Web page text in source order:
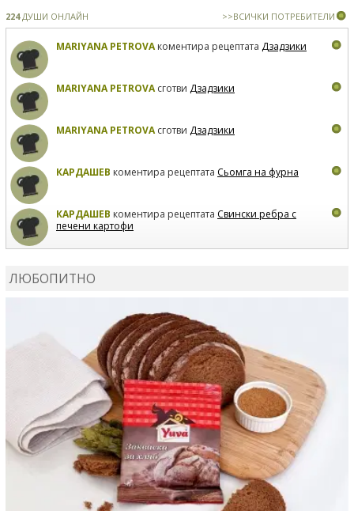
224ДУШИ ОНЛАЙН >>ВСИЧКИ ПОТРЕБИТЕЛИ
MARIYANA PETROVAкоментира рецептата Дзадзики
MARIYANA PETROVAсготви Дзадзики
MARIYANA PETROVAсготви Дзадзики
КАРДАШЕВ коментира рецептата Сьомга на фурна
КАРДАШЕВ коментира рецептата Свински ребра с
печени картофи
ЛЮБОПИТНО